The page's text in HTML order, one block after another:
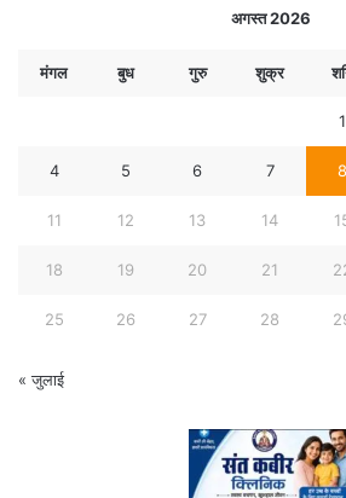
अगस्त 2026
मंगल बुध गुरु शुक्र
1
4 5 6 7 8
11 12 13 14
18 19 20 21
25 26 27 28
« जुलाई